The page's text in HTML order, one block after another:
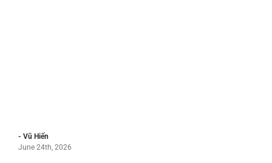
- Vũ Hiến
June 24th, 2026